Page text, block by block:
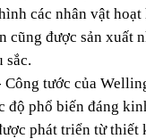
các nhân vật
cũng được sản xuất
sắc.
tước của
độ phổ biến đáng
phát triển từ thiết